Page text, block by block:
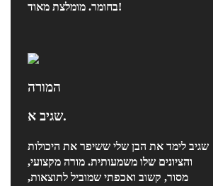
בחומר. מומלצת מאוד!
המורה
שגיב א.
שגיב לימד את הבן שלי ששיפר את היכולות
והציונים שלו משמעותית. מורה מקצועי,
מסור, קשוב ואכפתי שמוביל לתוצאות,